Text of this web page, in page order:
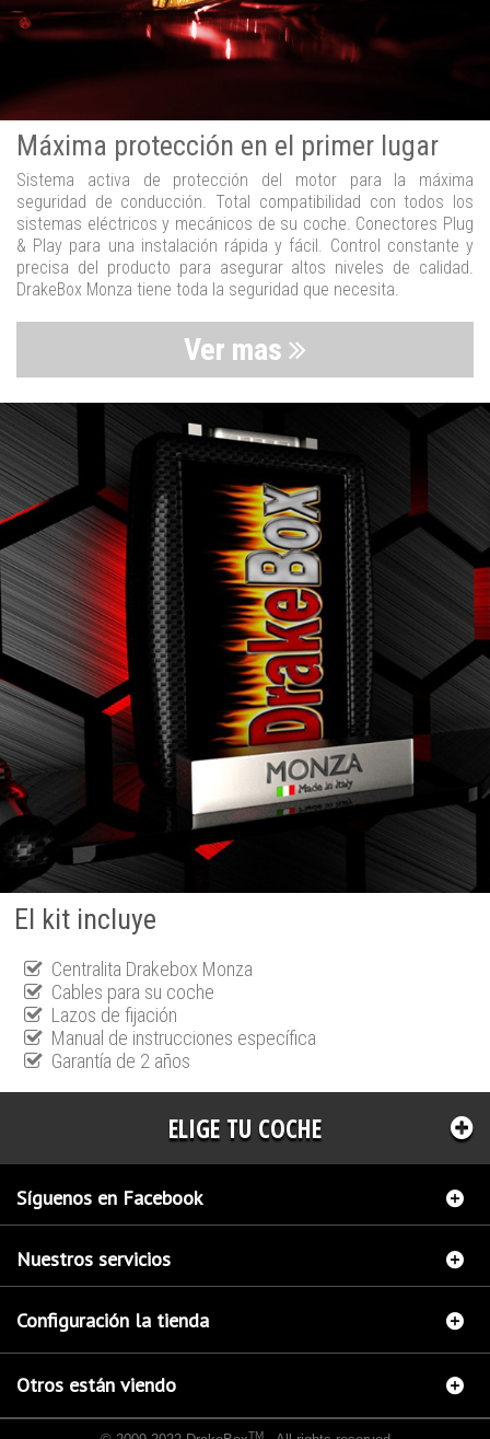
Máxima protección en el primer lugar
Sistema activa de protección del motor para la máxima
seguridad de conducción. Total compatibilidad con todos los
sistemas eléctricos y mecánicos de su coche. Conectores Plug
& Play para una instalación rápida y fácil. Control constante y
precisa del producto para asegurar altos niveles de calidad.
DrakeBox Monza tiene toda la seguridad que necesita.
Ver mas
El kit incluye
Centralita Drakebox Monza
Cables para su coche
Lazos de fijación
Manual de instrucciones específica
Garantía de 2 años
ELIGE TU COCHE
Síguenos en Facebook
Nuestros servicios
Configuración la tienda
Otros están viendo
TM